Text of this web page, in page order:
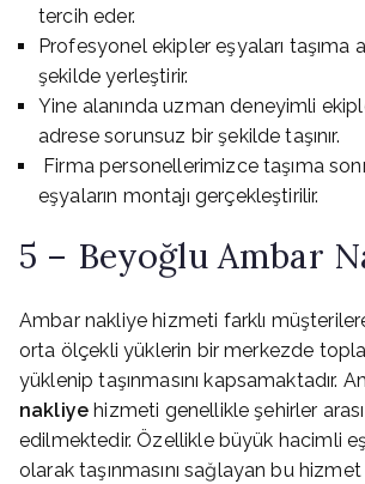
tercih eder.
Profesyonel ekipler eşyaları taşıma
şekilde yerleştirir.
Yine alanında uzman deneyimli
adrese sorunsuz bir şekilde taşınır.
Firma personellerimizce taşıma
eşyaların montajı gerçekleştirilir.
5 – Beyoğlu Ambar
Ambar nakliye hizmeti farklı
orta ölçekli yüklerin bir merkezde
yüklenip taşınmasını kapsamaktadır.
nakliye hizmeti genellikle şehirler
edilmektedir. Özellikle büyük hacimli
olarak taşınmasını sağlayan bu